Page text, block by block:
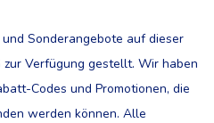
Sonderangebote auf dieser
Verfügung gestellt. Wir haben
Codes und Promotionen, die
werden können. Alle